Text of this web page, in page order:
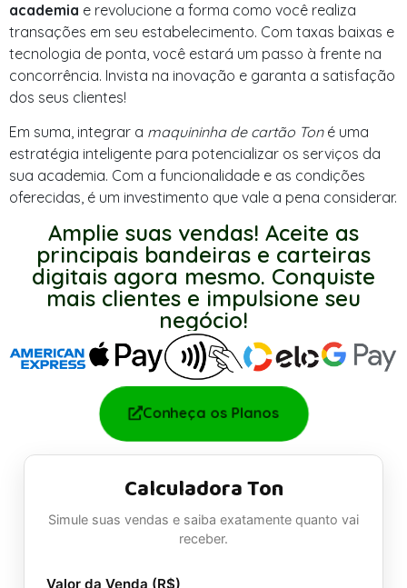
academia e revolucione a forma como você realiza
transações em seu estabelecimento. Com taxas baixas e
tecnologia de ponta, você estará um passo à frente na
concorrência. Invista na inovação e garanta a satisfação
dos seus clientes!
Em suma, integrar a maquininha de cartão Toné uma
estratégia inteligente para potencializar os serviços da
sua academia. Com a funcionalidade e as condições
oferecidas, é um investimento que vale a pena considerar.
Amplie suas vendas! Aceite as
principais bandeiras e carteiras
digitais agora mesmo. Conquiste
mais clientes e impulsione seu
negócio!
Conheça os Planos
Calculadora Ton
Simule suas vendas e saiba exatamente quanto vai
receber.
Valor da Venda (R$)